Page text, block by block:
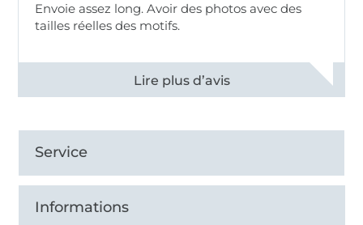
Envoie assez long. Avoir des photos avec des
tailles réelles des motifs.
Voir tous les 11494 commentaires
Service
Informations